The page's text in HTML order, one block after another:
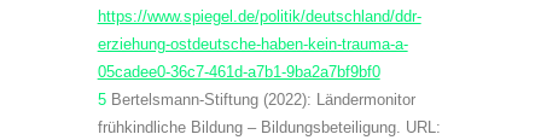
https://www.spiegel.de/politik/deutschland/ddr-
erziehung-ostdeutsche-haben-kein-trauma-a-
05cadee0-36c7-461d-a7b1-9ba2a7bf9bf0
5Bertelsmann-Stiftung (2022): Ländermonitor
frühkindliche Bildung – Bildungsbeteiligung. URL: